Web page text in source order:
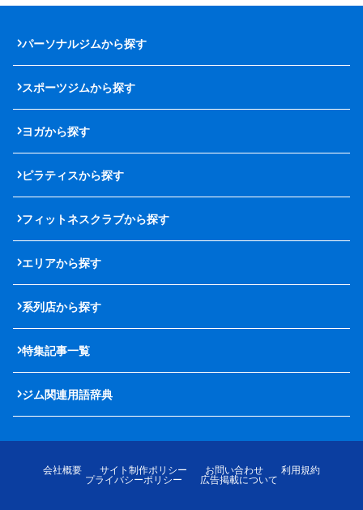
パーソナルジムから探す
スポーツジムから探す
ヨガから探す
ピラティスから探す
フィットネスクラブから探す
エリアから探す
系列店から探す
特集記事一覧
ジム関連用語辞典
会社概要 サイト制作ポリシー お問い合わせ
利用規約
プライバシーポリシー
広告掲載について